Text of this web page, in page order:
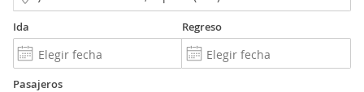
Ida Regreso
Pasajeros